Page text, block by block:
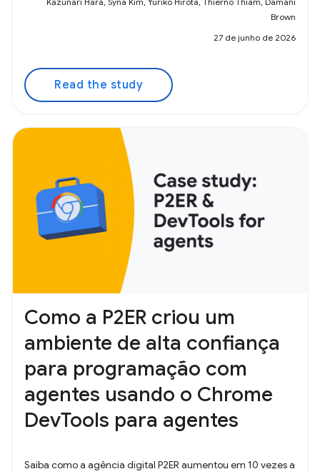
Brown
27 de junho de 2026
Read the study
Como a P2ER criou um
ambiente de alta confiança
para programação com
agentes usando o Chrome
DevTools para agentes
Saiba como a agência digital P2ER aumentou em 10 vezes a